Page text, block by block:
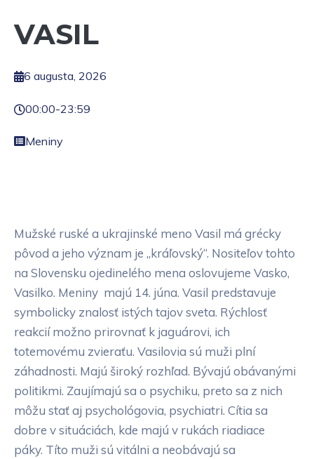
VASIL
6 augusta, 2026
00:00-23:59
Meniny
Mužské ruské a ukrajinské meno Vasil má grécky
pôvod a jeho význam je „kráľovský“. Nositeľov tohto
na Slovensku ojedinelého mena oslovujeme Vasko,
Vasilko. Meniny majú 14. júna. Vasil predstavuje
symbolicky znalosť istých tajov sveta. Rýchlosť
reakcií možno prirovnať k jaguárovi, ich
totemovému zvieraťu. Vasilovia sú muži plní
záhadnosti. Majú široký rozhľad. Bývajú obávanými
politikmi. Zaujímajú sa o psychiku, preto sa z nich
môžu stať aj psychológovia, psychiatri. Cítia sa
dobre v situáciách, kde majú v rukách riadiace
páky. Títo muži sú vitálni a neobávajú sa